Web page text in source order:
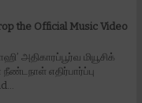
the Official Music Video
அதிகாரப்பூர்வ மியூசிக்
எதிர்பார்ப்பு